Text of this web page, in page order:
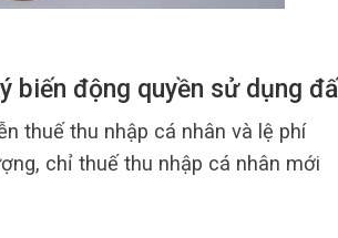
biến động quyền sử dụng
thuế thu nhập cá nhân và lệ phí
chỉ thuế thu nhập cá nhân mới